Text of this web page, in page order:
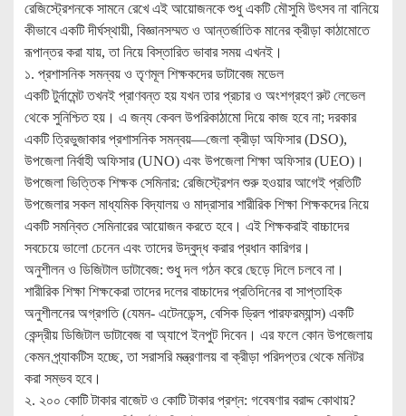
রেজিস্ট্রেশনকে সামনে রেখে এই আয়োজনকে শুধু একটি মৌসুমি উৎসব না বানিয়ে
কীভাবে একটি দীর্ঘস্থায়ী, বিজ্ঞানসম্মত ও আন্তর্জাতিক মানের ক্রীড়া কাঠামোতে
রূপান্তর করা যায়, তা নিয়ে বিস্তারিত ভাবার সময় এখনই।
১. প্রশাসনিক সমন্বয় ও তৃণমূল শিক্ষকদের ডাটাবেজ মডেল
একটি টুর্নামেন্ট তখনই প্রাণবন্ত হয় যখন তার প্রচার ও অংশগ্রহণ রুট লেভেল
থেকে সুনিশ্চিত হয়। এ জন্য কেবল উপরিকাঠামো দিয়ে কাজ হবে না; দরকার
একটি ত্রিভুজাকার প্রশাসনিক সমন্বয়—জেলা ক্রীড়া অফিসার (DSO),
উপজেলা নির্বাহী অফিসার (UNO) এবং উপজেলা শিক্ষা অফিসার (UEO)।
উপজেলা ভিত্তিক শিক্ষক সেমিনার: রেজিস্ট্রেশন শুরু হওয়ার আগেই প্রতিটি
উপজেলার সকল মাধ্যমিক বিদ্যালয় ও মাদ্রাসার শারীরিক শিক্ষা শিক্ষকদের নিয়ে
একটি সমন্বিত সেমিনারের আয়োজন করতে হবে। এই শিক্ষকরাই বাচ্চাদের
সবচেয়ে ভালো চেনেন এবং তাদের উদ্বুদ্ধ করার প্রধান কারিগর।
অনুশীলন ও ডিজিটাল ডাটাবেজ: শুধু দল গঠন করে ছেড়ে দিলে চলবে না।
শারীরিক শিক্ষা শিক্ষকেরা তাদের দলের বাচ্চাদের প্রতিদিনের বা সাপ্তাহিক
অনুশীলনের অগ্রগতি (যেমন- এটেনডেন্স, বেসিক ড্রিল পারফরম্যান্স) একটি
কেন্দ্রীয় ডিজিটাল ডাটাবেজ বা অ্যাপে ইনপুট দিবেন। এর ফলে কোন উপজেলায়
কেমন প্র্যাকটিস হচ্ছে, তা সরাসরি মন্ত্রণালয় বা ক্রীড়া পরিদপ্তর থেকে মনিটর
করা সম্ভব হবে।
২. ২০০ কোটি টাকার বাজেট ও কোটি টাকার প্রশ্ন: গবেষণার বরাদ্দ কোথায়?